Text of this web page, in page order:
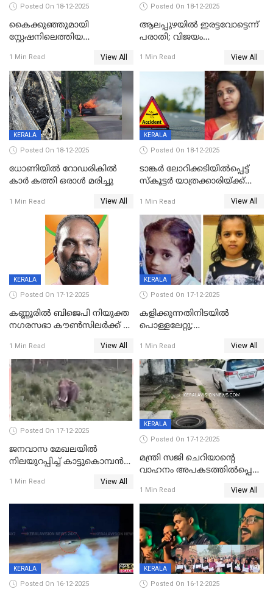
Posted On 18-12-2025
കൈക്കുഞ്ഞുമായി
സ്റ്റേഷനിലെത്തിയ
കരണത്തടിച്ചു; CC ടിവി
ദൃശ്യങ്ങൾ പുറത്ത്
1 Min Read View All
Posted On 18-12-2025
ആലപ്പുഴയിൽ ഇരട്ടവോട്ടെന്ന്
പരാതി; വിജയം
വാർഡിലെ എൽഡിഎഫ്
സ്ഥാനാർത്ഥി
1 Min Read View All
KERALA
Posted On 18-12-2025
ധോണിയിൽ റോഡരികിൽ
കാർ കത്തി ഒരാൾ മരിച്ചു
1 Min Read View All
KERALA
Posted On 18-12-2025
ടാങ്കർ ലോറിക്കടിയിൽപ്പെട്ട്
സ്കൂട്ടർ യാത്രക്കാരിയ്ക്ക്
കണ്ടോത്ത് ദേശീയ പാതയിൽ
1 Min Read View All
KERALA
Posted On 17-12-2025
കണ്ണൂരിൽ ബിജെപി നിയുക്ത
നഗരസഭാ കൗൺസിലർക്ക് 36
1 Min Read View All
KERALA
Posted On 17-12-2025
കളിക്കുന്നതിനിടയിൽ
പൊള്ളലേറ്റു;
ക്ലാസ് വിദ്യാർത്ഥിനി മരിച്ചു
1 Min Read View All
Posted On 17-12-2025
ജനവാസ മേഖലയില്‍
നിലയുറപ്പിച്ച് കാട്ടുകൊമ്പന്‍
1 Min Read View All
KERALA
Posted On 17-12-2025
മന്ത്രി സജി ചെറിയാന്റെ
വാഹനം അപകടത്തിൽപ്പെട്ടു;
രക്ഷപ്പെട്ടത് തലനാരിടയ്ക്ക്
1 Min Read View All
KERALA
Posted On 16-12-2025
KERALA
Posted On 16-12-2025